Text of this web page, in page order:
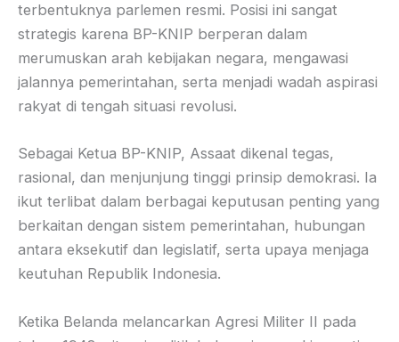
terbentuknya parlemen resmi. Posisi ini sangat
strategis karena BP-KNIP berperan dalam
merumuskan arah kebijakan negara, mengawasi
jalannya pemerintahan, serta menjadi wadah aspirasi
rakyat di tengah situasi revolusi.
Sebagai Ketua BP-KNIP, Assaat dikenal tegas,
rasional, dan menjunjung tinggi prinsip demokrasi. Ia
ikut terlibat dalam berbagai keputusan penting yang
berkaitan dengan sistem pemerintahan, hubungan
antara eksekutif dan legislatif, serta upaya menjaga
keutuhan Republik Indonesia.
Ketika Belanda melancarkan Agresi Militer II pada